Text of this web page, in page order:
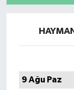
9 Ağu Paz